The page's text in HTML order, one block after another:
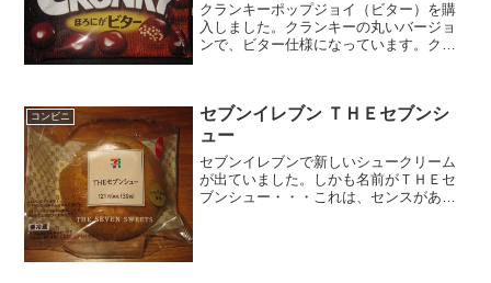
クランキーポップジョイ（ビター）を購
入しました。クランキーの丸いバージョ
ンで、ビター仕様になっています。クラ
キーポップジョイ（ビター...
コンビニ
セブンイレブン ＴＨＥセブンシ
ュー
セブンイレブンで新しいシュークリーム
が出ていました。しかも名前がＴＨＥセ
ブンシュー・・・これは、センスがある